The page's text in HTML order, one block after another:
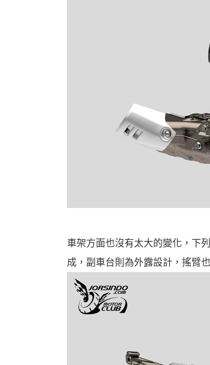
車架方面也沒有太大的變化，下
成，副車台則為外露設計，搖臂